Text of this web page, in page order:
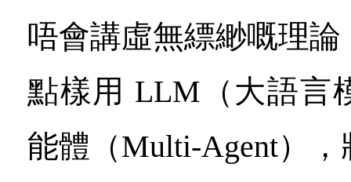
唔會講虛無縹緲嘅理
點樣用 LLM（大語言
能體（Multi-Agent）